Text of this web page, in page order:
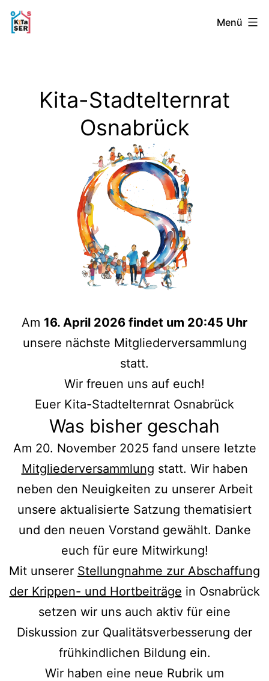
Zum
Inhalt
Kita-
Osnabrück
Menü
Kita-Stadtelternrat
Osnabrück
Am 16. April 2026 findet um 20:45 Uhr
unsere nächste Mitgliederversammlung
statt.
Wir freuen uns auf euch!
Euer Kita-Stadtelternrat Osnabrück
Was bisher geschah
Am 20. November 2025 fand unsere letzte
Mitgliederversammlung statt. Wir haben
neben den Neuigkeiten zu unserer Arbeit
unsere aktualisierte Satzung thematisiert
und den neuen Vorstand gewählt. Danke
euch für eure Mitwirkung!
Mit unserer Stellungnahme zur Abschaffung
der Krippen- und Hortbeiträge in Osnabrück
setzen wir uns auch aktiv für eine
Diskussion zur Qualitätsverbesserung der
frühkindlichen Bildung ein.
Wir haben eine neue Rubrik um